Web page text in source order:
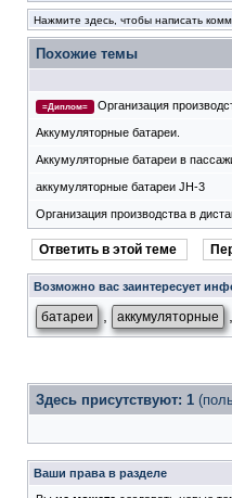
Нажмите здесь, чтобы написать
Похожие темы
=Диплом= Организация
Аккумуляторные батареи.
Аккумуляторные батареи в
аккумуляторные батареи JH-3
Организация производства в
Ответить в этой теме
Возможно вас заинтересует
батареи аккумуляторные
Здесь присутствуют: 1
Ваши права в разделе